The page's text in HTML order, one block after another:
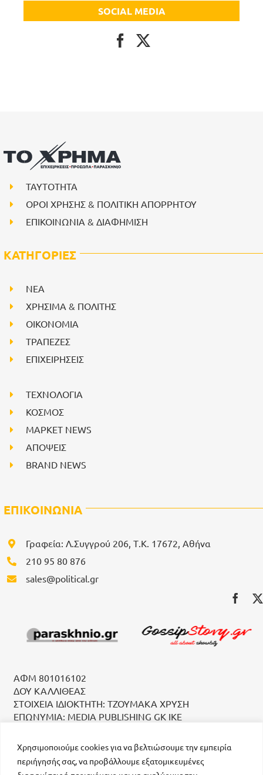
Χρησιμοποιούμε cookies για να βελτιώσουμε την εμπειρία
περιήγησής σας, να προβάλλουμε εξατομικευμένες
SOCIAL MEDIA
ΤΑΥΤΟΤΗΤΑ
ΟΡΟΙ ΧΡΗΣΗΣ & ΠΟΛΙΤΙΚΗ ΑΠΟΡΡΗΤΟΥ
ΕΠΙΚΟΙΝΩΝΙΑ & ΔΙΑΦΗΜΙΣΗ
ΚΑΤΗΓΟΡΙΕΣ
NEA
ΧΡΗΣΙΜΑ & ΠΟΛΙΤΗΣ
ΟΙΚΟΝΟΜΙΑ
ΤΡΑΠΕΖΕΣ
ΕΠΙΧΕΙΡΗΣΕΙΣ
ΤΕΧΝΟΛΟΓΙΑ
ΚΟΣΜΟΣ
ΜΑΡΚΕΤ NEWS
ΑΠΟΨΕΙΣ
BRAND NEWS
ΕΠΙΚΟΙΝΩΝΙΑ
Γραφεία: Λ.Συγγρού 206, Τ.Κ. 17672, Αθήνα
210 95 80 876
sales@political.gr
ΑΦΜ 801016102
ΔΟΥ ΚΑΛΛΙΘΕΑΣ
ΣΤΟΙΧΕΙΑ ΙΔΙΟΚΤΗΤΗ: ΤΖΟΥΜΑΚΑ ΧΡΥΣΗ
ΕΠΩΝΥΜΙΑ: MEDIA PUBLISHING GK IKE